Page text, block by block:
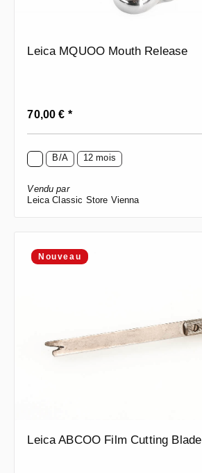
Leica MQUOO Mouth Release
Prix régulier :
70,00 € *
B/A 12 mois
Vendu par
Leica Classic Store Vienna
Nouveau
Leica ABCOO Film Cutting Blade